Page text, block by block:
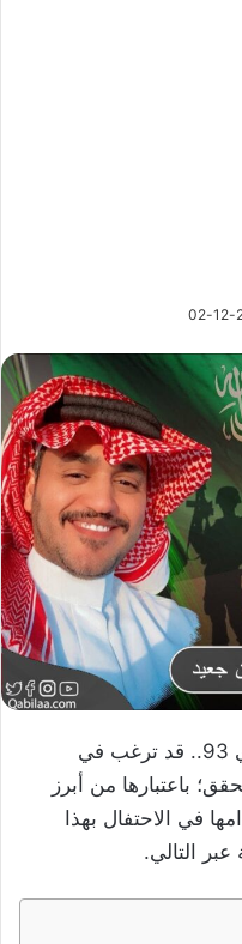
مع اقتراب اليوم الوطني السعودي 93.. قد ترغب في
باعتبارها من أبرز
في الاحتفال بهذا
عبر التالي.